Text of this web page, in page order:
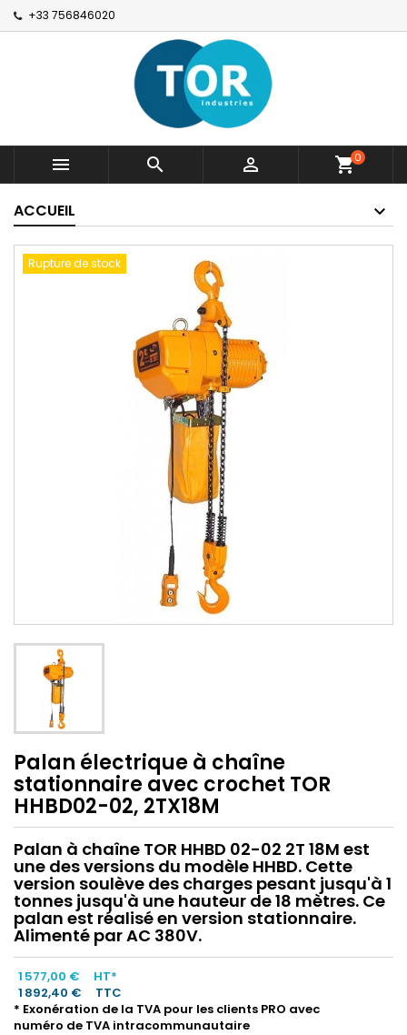
+33 756846020
   shopping_cart0
ACCUEIL
Rupture de stock
Palan électrique à chaîne
stationnaire avec crochet TOR
HHBD02-02, 2TX18M
Palan à chaîne TOR HHBD 02-02 2T 18M est
une des versions du modèle HHBD. Cette
version soulève des charges pesant jusqu'à 1
tonnes jusqu'à une hauteur de 18 mètres. Ce
palan est réalisé en version stationnaire.
Alimenté par AC 380V.
1 577,00 €
HT*
1 892,40 €
TTC
* Exonération de la TVA pour les clients PRO avec
numéro de TVA intracommunautaire